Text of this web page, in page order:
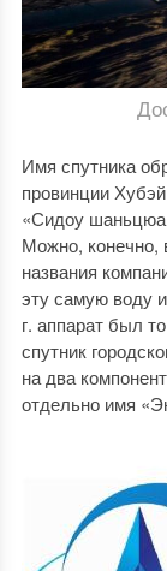
Имя спутника
провинции
«Сидоу
Можно, конечно,
названия
эту самую воду
г. аппарат был
спутник
на два
отдельно имя